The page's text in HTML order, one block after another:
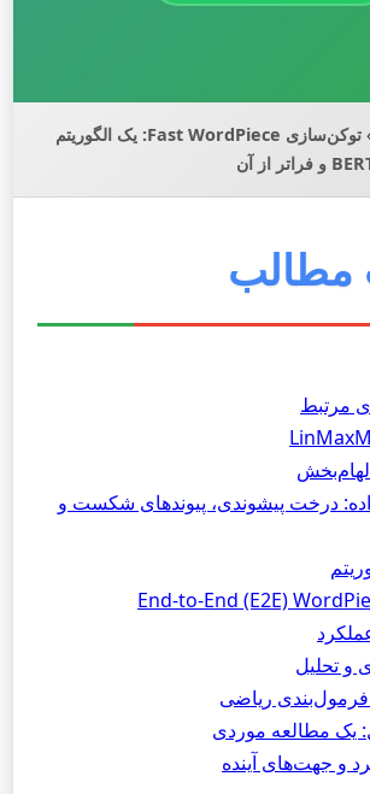
توکن‌سازی Fast WordPiece: یک الگوریتم
داده: درخت پیشوندی، پیوندهای شکست و